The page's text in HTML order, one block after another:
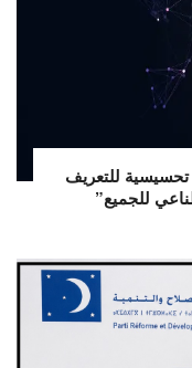
تحسيسية للتعريف
للجميع”